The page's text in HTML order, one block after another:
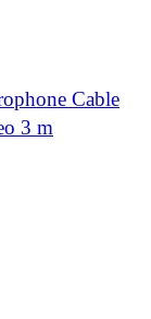
Cable
3 m